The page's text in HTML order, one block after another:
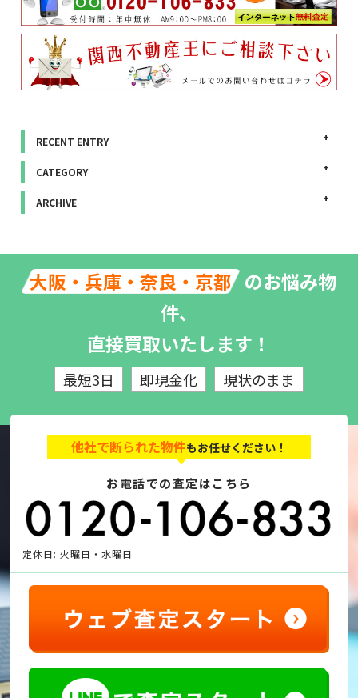
RECENT ENTRY
CATEGORY
ARCHIVE
大阪・兵庫・奈良・京都 のお悩み物
件、
直接買取いたします！
最短3日 即現金化 現状のまま
他社で断られた物件もお任せください！
お電話での査定はこちら
定休日: 火曜日・水曜日